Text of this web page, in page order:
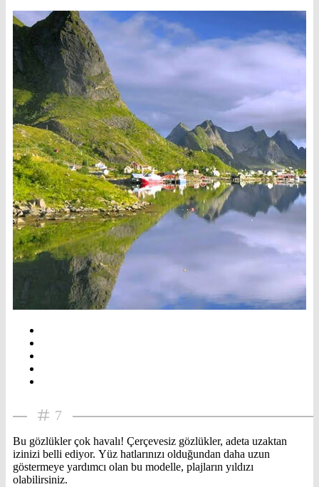
7
Bu gözlükler çok havalı! Çerçevesiz gözlükler, adeta uzaktan
izinizi belli ediyor. Yüz hatlarınızı olduğundan daha uzun
göstermeye yardımcı olan bu modelle, plajların yıldızı
olabilirsiniz.